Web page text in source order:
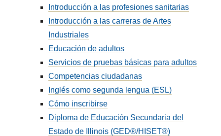
Introducción a las profesiones sanitarias
Introducción a las carreras de Artes
Industriales
Educación de adultos
Servicios de pruebas básicas para adultos
Competencias ciudadanas
Inglés como segunda lengua (ESL)
Cómo inscribirse
Diploma de Educación Secundaria del
Estado de Illinois (GED®/HISET®)